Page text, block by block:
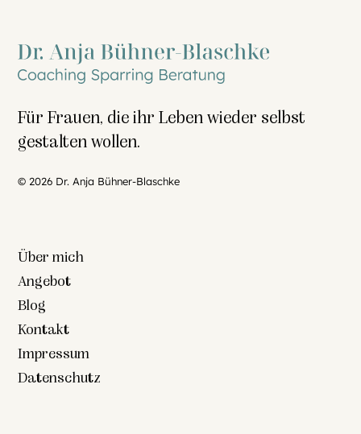
Für Frauen, die ihr Leben wieder selbst
gestalten wollen.
© 2026 Dr. Anja Bühner-Blaschke
Über mich
Angebot
Blog
Kontakt
Impressum
Datenschutz